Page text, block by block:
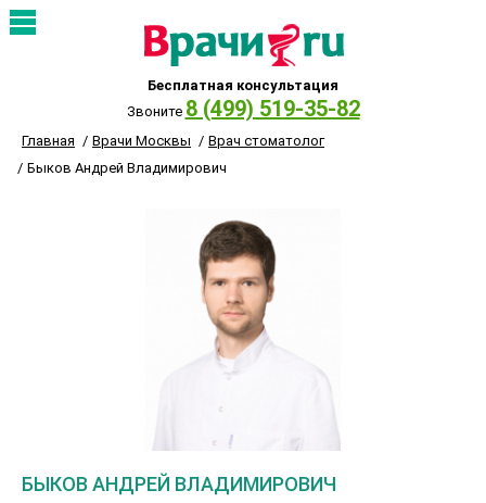
Бесплатная консультация
Звоните 8 (499) 519-35-82
Главная Врачи Москвы
Врач стоматолог
Быков Андрей Владимирович
БЫКОВ АНДРЕЙ ВЛАДИМИРОВИЧ